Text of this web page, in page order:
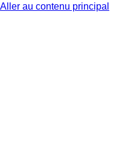
Aller au contenu principal